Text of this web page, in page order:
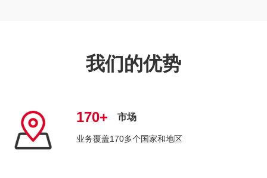
我们的优势
170+ 市场
业务覆盖170多个国家和地区